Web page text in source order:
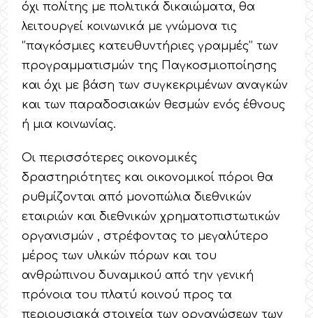
όχι πολίτης με πολιτικά δικαιώματα, θα
λειτουργεί κοινωνικά με γνώμονα τις
‘’παγκόσμιες κατευθυντήριες γραμμές’’ των
προγραμματισμών της Παγκοσμιοποίησης
και όχι με βάση των συγκεκριμένων αναγκών
και των παραδοσιακών θεσμών ενός έθνους
ή μια κοινωνίας.
Οι περισσότερες οικονομικές
δραστηριότητες και οικονομικοί πόροι θα
ρυθμίζονται από μονοπώλια διεθνικών
εταιριών και διεθνικών χρηματοπιστωτικών
οργανισμών , στρέφοντας το μεγαλύτερο
μέρος των υλικών πόρων και του
ανθρώπινου δυναμικού από την γενική
πρόνοια του πλατύ κοινού προς τα
περιουσιακά στοιχεία των οργανώσεων των